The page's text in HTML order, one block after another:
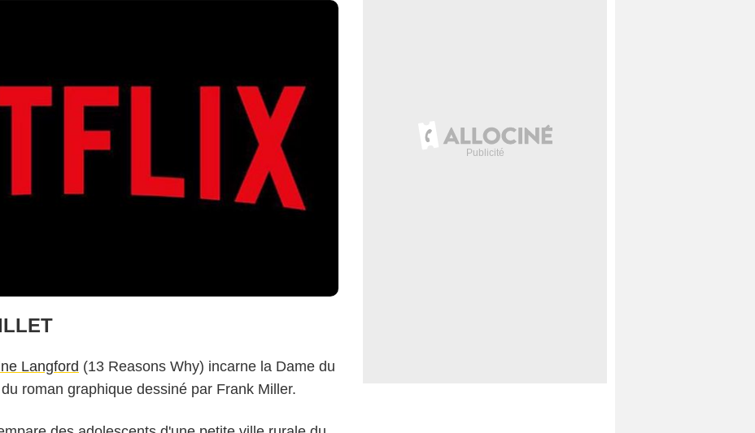
Langford (13 Reasons Why) incarne la Dame du
roman graphique dessiné par Frank Miller.